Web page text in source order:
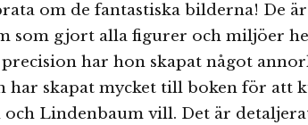
om de fantastiska bilderna! De är
som gjort alla figurer och miljöer
har hon skapat något
har skapat mycket till boken för att
Lindenbaum vill. Det är